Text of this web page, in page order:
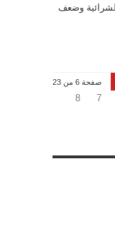
وضعف
صفحة 6 من 23
7
8